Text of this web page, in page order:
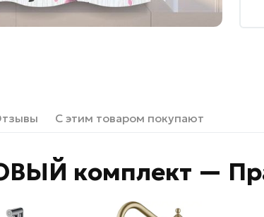
С этим товаром покупают
комплект —